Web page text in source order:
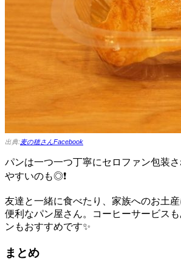
出典:麦の穂さんFacebook
パンは一つ一つ丁寧にセロファン包装
やすいのも◎❗
友達と一緒に食べたり、家族へのお土
便利なパン屋さん。コーヒーサービス
ンもおすすめです✨
まとめ